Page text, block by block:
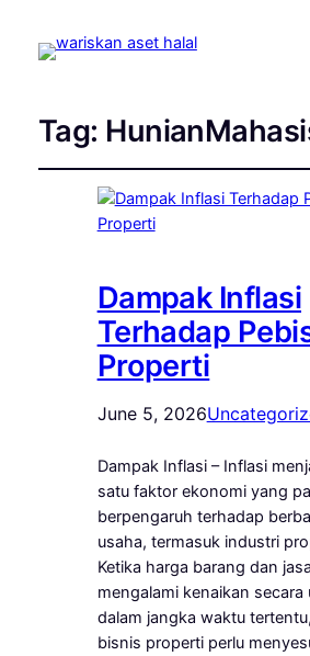
Tag:
Dampak Inflasi
Terhadap
Properti
June 5, 2026
Dampak Inflasi – Inflasi
satu faktor ekonomi yang
berpengaruh terhadap
usaha, termasuk industri
Ketika harga barang dan jasa
mengalami kenaikan secara
dalam jangka waktu
bisnis properti perlu